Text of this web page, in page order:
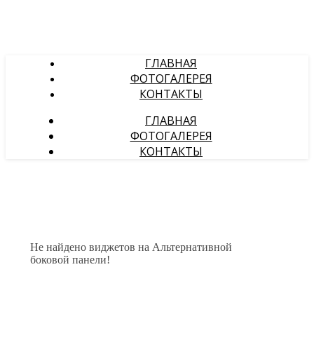
ГЛАВНАЯ
ФОТОГАЛЕРЕЯ
КОНТАКТЫ
ГЛАВНАЯ
ФОТОГАЛЕРЕЯ
КОНТАКТЫ
Не найдено виджетов на Альтернативной
боковой панели!